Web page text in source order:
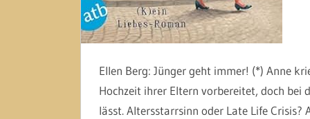
Ellen Berg: Jünger geht immer! (*) Anne
Hochzeit ihrer Eltern vorbereitet, doch bei
lässt. Altersstarrsinn oder Late Life